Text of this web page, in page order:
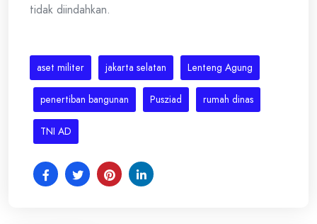
tidak diindahkan.
aset militer jakarta selatan Lenteng Agung
penertiban bangunan Pusziad rumah dinas
TNI AD